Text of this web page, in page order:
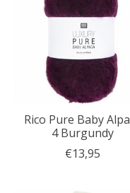
Rico Pure Baby
4 Burgundy
€13,95